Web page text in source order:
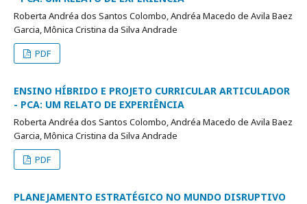
Roberta Andréa dos Santos Colombo, Andréa Macedo de Avila Baez
Garcia, Mônica Cristina da Silva Andrade
PDF
ENSINO HÍBRIDO E PROJETO CURRICULAR ARTICULADOR
- PCA: UM RELATO DE EXPERIÊNCIA
Roberta Andréa dos Santos Colombo, Andréa Macedo de Avila Baez
Garcia, Mônica Cristina da Silva Andrade
PDF
PLANEJAMENTO ESTRATÉGICO NO MUNDO DISRUPTIVO